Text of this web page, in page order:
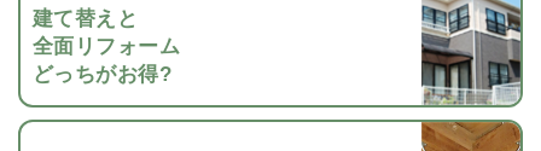
建て替えと
全面リフォーム
どっちがお得?